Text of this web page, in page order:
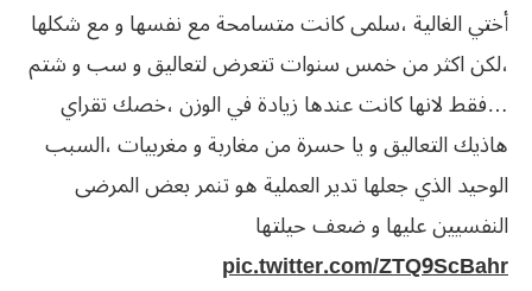
أختي الغالية ،سلمى كانت متسامحة مع نفسها و مع شكلها
،لكن اكثر من خمس سنوات تتعرض لتعاليق و سب و شتم
…فقط لانها كانت عندها زيادة في الوزن ،خصك تقراي
هاذيك التعاليق و يا حسرة من مغاربة و مغربيات ،السبب
الوحيد الذي جعلها تدير العملية هو تنمر بعض المرضى
النفسيين عليها و ضعف حيلتها
pic.twitter.com/ZTQ9ScBahr